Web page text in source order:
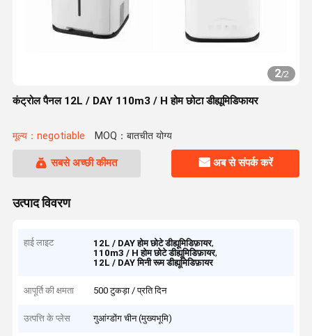
2/2
कंट्रोल पैनल 12L / DAY 110m3 / H होम छोटा डीह्यूमिडिफायर
मूल्य：negotiable MOQ：बातचीत योग्य
सबसे अच्छी कीमत अब से संपर्क करें
उत्पाद विवरण
हाई लाइट 12L / DAY होम छोटे डीह्यूमिडिफ़ायर,
110m3 / H होम छोटे डीह्यूमिडिफ़ायर,
12L / DAY मिनी रूम डीह्यूमिडिफ़ायर
आपूर्ति की क्षमता 500 टुकड़ा / प्रति दिन
उत्पत्ति के प्लेस गुआंग्डोंग चीन (मुख्यभूमि)